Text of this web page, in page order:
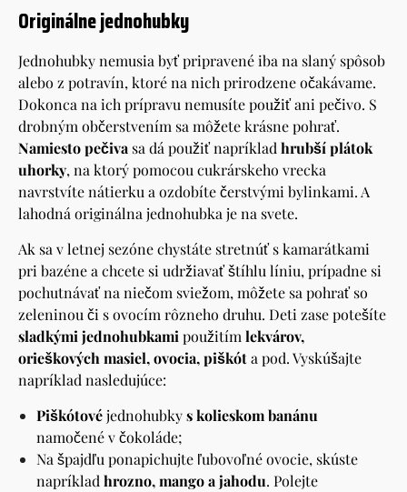
Originálne jednohubky
Jednohubky nemusia byť pripravené iba na slaný spôsob
alebo z potravín, ktoré na nich prirodzene očakávame.
Dokonca na ich prípravu nemusíte použiť ani pečivo. S
drobným občerstvením sa môžete krásne pohrať.
Namiesto pečiva sa dá použiť napríkladhrubší plátok
uhorky, na ktorý pomocou cukrárskeho vrecka
navrstvíte nátierku a ozdobíte čerstvými bylinkami. A
lahodná originálna jednohubka je na svete.
Ak sa v letnej sezóne chystáte stretnúť s kamarátkami
pri bazéne a chcete si udržiavať štíhlu líniu, prípadne si
pochutnávať na niečom sviežom, môžete sa pohrať so
zeleninou či s ovocím rôzneho druhu. Deti zase potešíte
sladkými jednohubkamipoužitímlekvárov,
orieškových masiel, ovocia, piškóta pod. Vyskúšajte
napríklad nasledujúce:
Piškótovéjednohubkys kolieskom banánu
namočené v čokoláde;
Na špajdľu ponapichujte ľubovoľné ovocie, skúste
napríkladhrozno, mango a jahodu. Polejte